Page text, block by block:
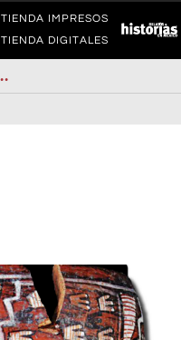
TIENDA IMPRESOS
TIENDA DIGITALES